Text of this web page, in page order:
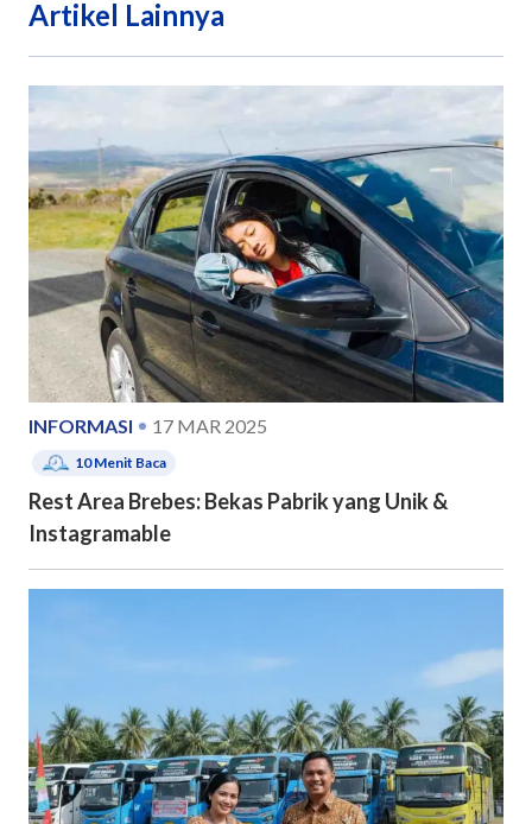
Artikel Lainnya
INFORMASI 17 MAR 2025
10Menit Baca
Rest Area Brebes: Bekas Pabrik yang Unik &
Instagramable